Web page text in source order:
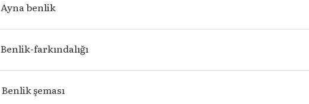
Ayna benlik
Benlik-farkındalığı
Benlik şeması